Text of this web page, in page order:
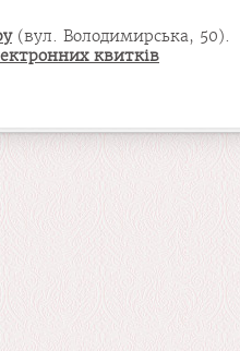
(вул. Володимирська, 50).
квитків